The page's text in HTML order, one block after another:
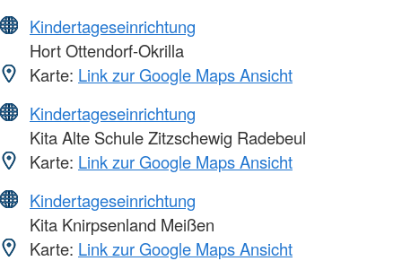
Kindertageseinrichtung
Hort Ottendorf-Okrilla
Karte: Link zur Google Maps Ansicht
Kindertageseinrichtung
Kita Alte Schule Zitzschewig Radebeul
Karte: Link zur Google Maps Ansicht
Kindertageseinrichtung
Kita Knirpsenland Meißen
Karte: Link zur Google Maps Ansicht